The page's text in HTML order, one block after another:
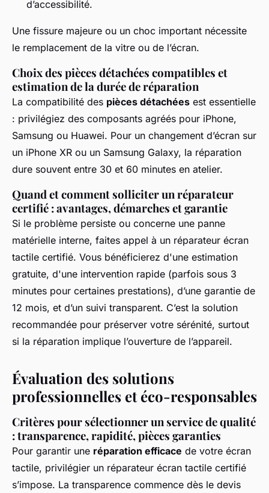
d’accessibilité.
Une fissure majeure ou un choc important nécessite
le remplacement de la vitre ou de l’écran.
Choix des pièces détachées compatibles et
estimation de la durée de réparation
La compatibilité des pièces détachées est essentielle
: privilégiez des composants agréés pour iPhone,
Samsung ou Huawei. Pour un changement d’écran sur
un iPhone XR ou un Samsung Galaxy, la réparation
dure souvent entre 30 et 60 minutes en atelier.
Quand et comment solliciter un réparateur
certifié : avantages, démarches et garantie
Si le problème persiste ou concerne une panne
matérielle interne, faites appel à un réparateur écran
tactile certifié. Vous bénéficierez d'une estimation
gratuite, d'une intervention rapide (parfois sous 3
minutes pour certaines prestations), d’une garantie de
12 mois, et d’un suivi transparent. C’est la solution
recommandée pour préserver votre sérénité, surtout
si la réparation implique l’ouverture de l’appareil.
Évaluation des solutions
professionnelles et éco-responsables
Critères pour sélectionner un service de qualité
: transparence, rapidité, pièces garanties
Pour garantir une réparation efficace de votre écran
tactile, privilégier un réparateur écran tactile certifié
s’impose. La transparence commence dès le devis